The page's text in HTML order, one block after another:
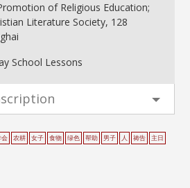
of Religious Education;
Literature Society, 128
School Lessons
会 农耕 女子 食物 绿色 帮助 男子 人 祷告
主日